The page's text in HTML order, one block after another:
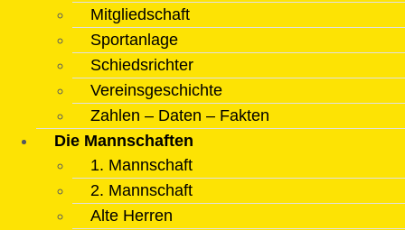
Mitgliedschaft
Sportanlage
Schiedsrichter
Vereinsgeschichte
Zahlen – Daten – Fakten
Die Mannschaften
1. Mannschaft
2. Mannschaft
Alte Herren